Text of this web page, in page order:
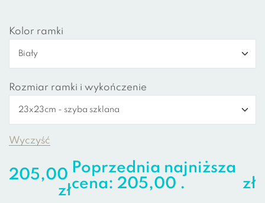
Kolor ramki
Rozmiar ramki i wykończenie
Wyczyść
205,00
zł
Poprzednia najniższa
cena: 205,00 zł
.